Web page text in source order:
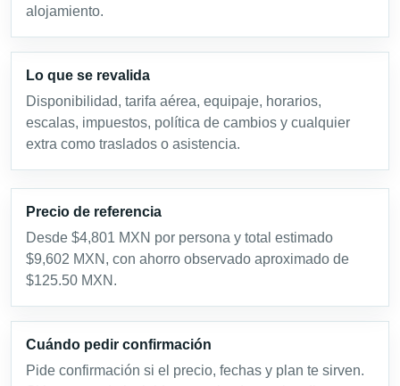
alojamiento.
Lo que se revalida
Disponibilidad, tarifa aérea, equipaje, horarios,
escalas, impuestos, política de cambios y cualquier
extra como traslados o asistencia.
Precio de referencia
Desde $4,801 MXN por persona y total estimado
$9,602 MXN, con ahorro observado aproximado de
$125.50 MXN.
Cuándo pedir confirmación
Pide confirmación si el precio, fechas y plan te sirven.